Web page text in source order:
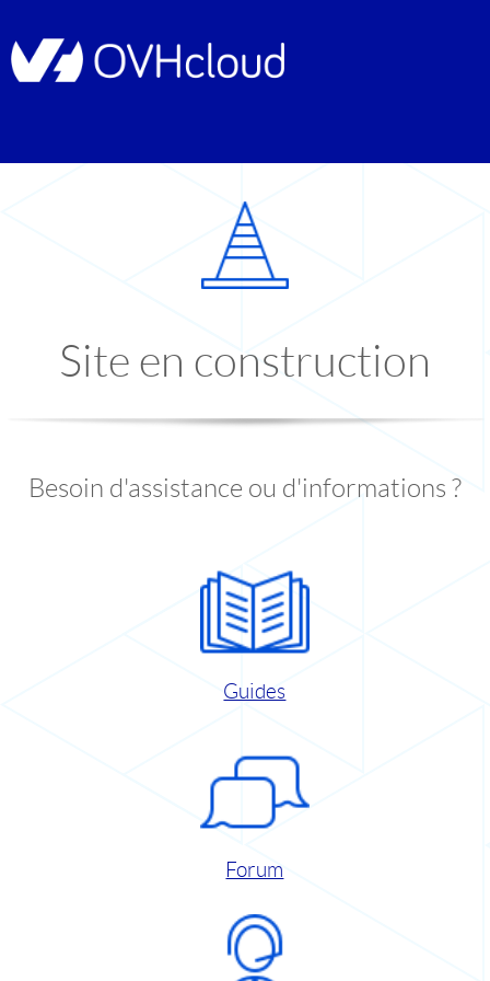
Site en construction
Besoin d'assistance ou d'informations ?
Guides
Forum